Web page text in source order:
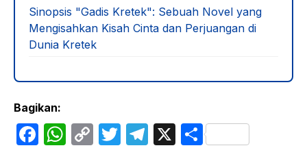
Sinopsis "Gadis Kretek": Sebuah Novel yang
Mengisahkan Kisah Cinta dan Perjuangan di
Dunia Kretek
Bagikan:
F
W C
T
T
X S